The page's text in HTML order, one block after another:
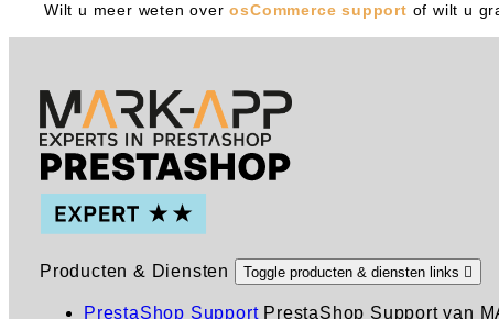
Wilt u meer weten overosCommerce support of wilt u
Producten & Diensten Toggle producten & diensten links 
PrestaShop Support PrestaShop Support van